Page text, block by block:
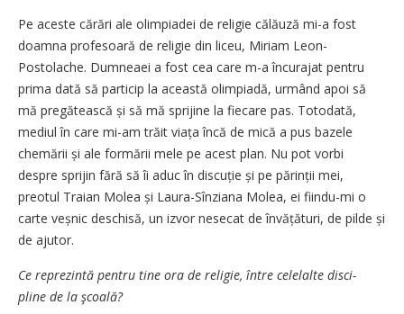
Pe aceste cărări ale olimpiadei de religie călăuză mi-a fost
doamna pro­fesoară de religie din liceu, Miriam Leon-
Postolache. Dumneaei a fost cea care m-a încurajat pentru
pri­ma dată să particip la această olimpiadă, urmând apoi să
mă pregătească și să mă sprijine la fiecare pas. Totodată,
mediul în care mi-am trăit viața încă de mică a pus ba­zele
chemării și ale formării mele pe acest plan. Nu pot vorbi
despre sprijin fără să îi aduc în discuție și pe părinții mei,
preotul Traian Molea și Laura-Sînziana Molea, ei fiindu-mi o
carte veșnic deschisă, un izvor nesecat de învățături, de pilde și
de ajutor.
Ce reprezintă pentru tine ora de religie, între celelalte disci­
pline de la şcoală?